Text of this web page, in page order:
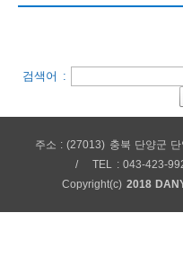
검색어 :
내
센
주소 : (27013) 충북 단양군
TEL : 043-423-
Copyright(c) 2018